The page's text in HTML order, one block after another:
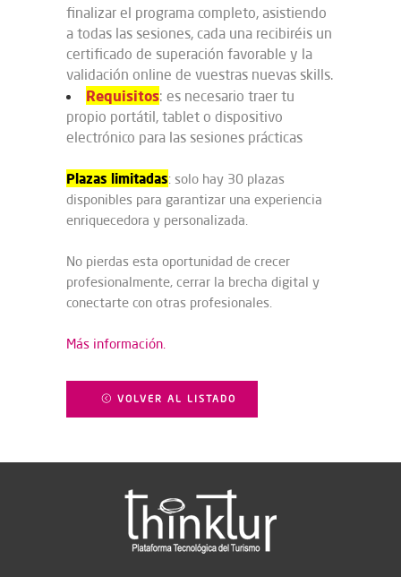
finalizar el programa completo, asistiendo
a todas las sesiones, cada una recibiréis un
certificado de superación favorable y la
validación online de vuestras nuevas skills.
Requisitos: es necesario traer tu
propio portátil, tablet o dispositivo
electrónico para las sesiones prácticas
Plazas limitadas: solo hay 30 plazas
disponibles para garantizar una experiencia
enriquecedora y personalizada.
No pierdas esta oportunidad de crecer
profesionalmente, cerrar la brecha digital y
conectarte con otras profesionales.
Más información.
VOLVER AL LISTADO